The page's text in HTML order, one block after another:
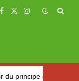
Facebook
X
Instagram
marché de l’offre et